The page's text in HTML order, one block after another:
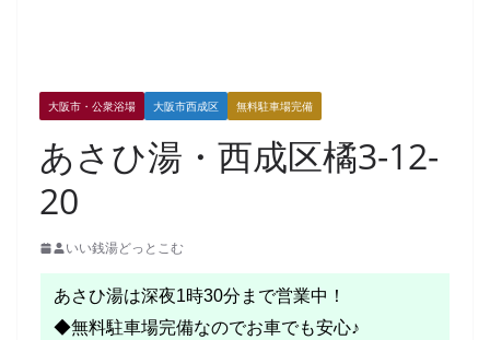
大阪市・公衆浴場 大阪市西成区 無料駐車場完備
あさひ湯・西成区橘3-12-
20
いい銭湯どっとこむ
あさひ湯は深夜1時30分まで営業中！
◆無料駐車場完備なのでお車でも安心♪